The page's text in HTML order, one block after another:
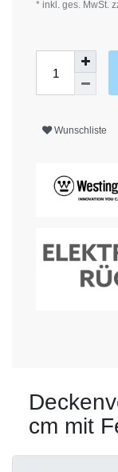
* inkl. ges. MwSt.
Wunschliste
cm mit